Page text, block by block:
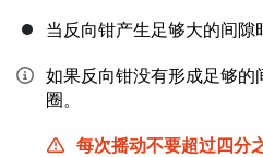
当反向钳产生足够大的间隙
如果反向钳没有形成足够
圈。
每次摇动不要超过四分